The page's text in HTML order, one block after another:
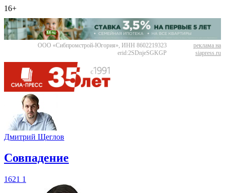
16+
ООО «Сибпромстрой-Югория», ИНН 8602219323
erid:2SDnjeSGKGP
реклама на
siapress.ru
Дмитрий Щеглов
​Совпадение
1621 1